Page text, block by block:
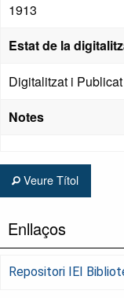
1913
Estat de la
Digitalitzat i Publicat
Notes
Veure Títol
Enllaços
Repositori IEI